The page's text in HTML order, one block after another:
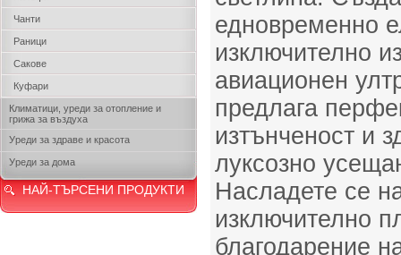
Чанти
Раници
Сакове
Куфари
Климатици, уреди за отопление и
грижа за въздуха
Уреди за здраве и красота
Уреди за дома
НАЙ-ТЪРСЕНИ ПРОДУКТИ
едновременно
изключително
авиационен
предлага
изтънченост и
луксозно
Насладете се
изключително
благодарение